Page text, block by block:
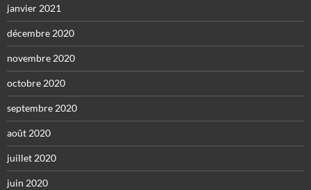
janvier 2021
décembre 2020
novembre 2020
octobre 2020
septembre 2020
août 2020
juillet 2020
juin 2020